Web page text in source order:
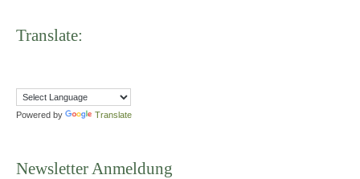
Translate:
Powered by Translate
Newsletter Anmeldung